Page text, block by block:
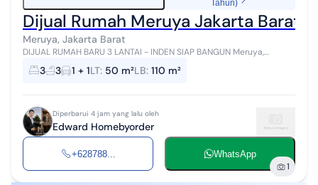
Tahun)
Dijual Rumah Meruya Jakarta Barat
Meruya, Jakarta Barat
DIJUAL RUMAH BARU 3 LANTAI - INDEN SIAP BANGUN Meruya,
Jakarta Barat ✨ Wujudkan rumah impian Anda dengan desain
modern dan kualitas premium! ...
3 3 1 + 1LT: 50 m²LB: 110 m²
Diperbarui 4 jam yang lalu oleh
Edward Homebyorder
+628788... WhatsApp
1